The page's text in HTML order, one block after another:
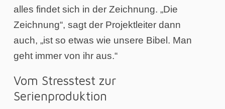
alles findet sich in der Zeichnung. „Die
Zeichnung“, sagt der Projektleiter dann
auch, „ist so etwas wie unsere Bibel. Man
geht immer von ihr aus.“
Vom Stresstest zur
Serienproduktion